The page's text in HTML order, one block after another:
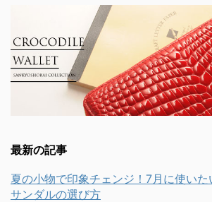
最新の記事
夏の小物で印象チェンジ！7月に使いた
サンダルの選び方